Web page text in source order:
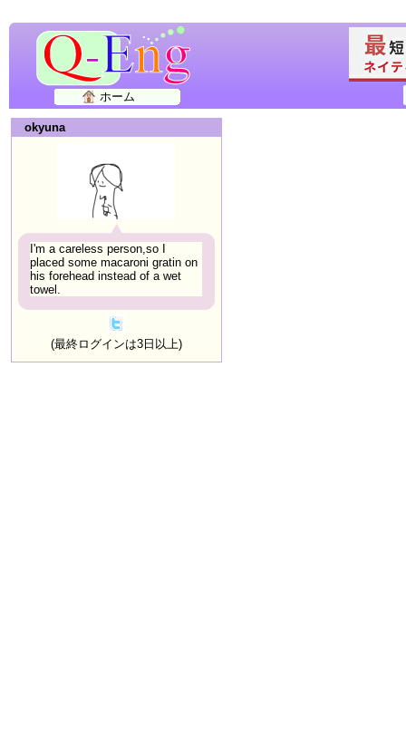
ホーム
okyuna
I'm a careless person,so I
placed some macaroni gratin on
his forehead instead of a wet
towel.
(最終ログインは3日以上)